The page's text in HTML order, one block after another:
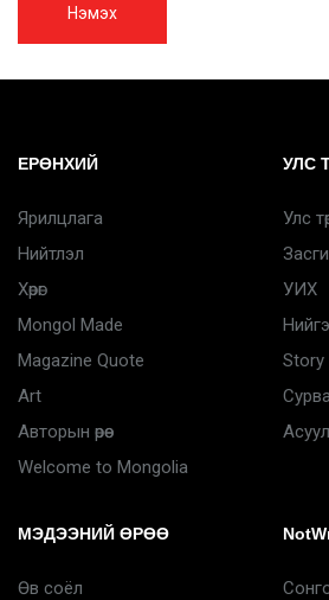
Нэмэх
ЕРӨНХИЙ
Ярилцлага
Нийтлэл
Хөрөг
Mongol Made
Magazine Quote
Art
Авторын өрөө
Welcome to Mongolia
УЛС
Улс
УИХ
Story
МЭДЭЭНИЙ ӨРӨӨ
Өв соёл